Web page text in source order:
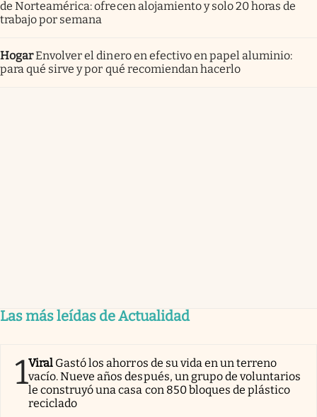
de Norteamérica: ofrecen alojamiento y solo 20 horas de
trabajo por semana
HogarEnvolver el dinero en efectivo en papel aluminio:
para qué sirve y por qué recomiendan hacerlo
Las más leídas de Actualidad
1Viral Gastó los ahorros de su vida en un terreno
vacío. Nueve años después, un grupo de voluntarios
le construyó una casa con 850 bloques de plástico
reciclado